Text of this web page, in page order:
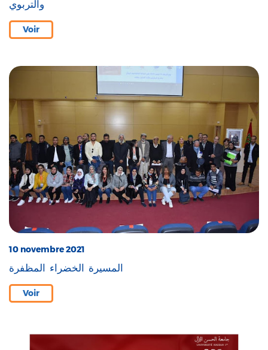
والتربوي
Voir
10 novembre 2021
المسيرة الخضراء المظفرة
Voir